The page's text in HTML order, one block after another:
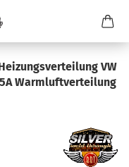
VW
Warmluftverteilung